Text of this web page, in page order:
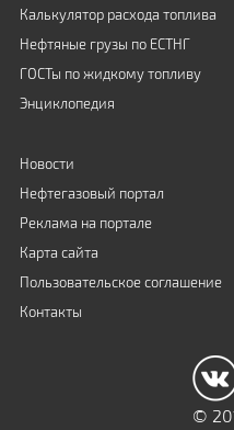
Калькулятор расхода топлива
Нефтяные грузы по ЕСТНГ
ГОСТы по жидкому топливу
Энциклопедия
Новости
Нефтегазовый портал
Реклама на портале
Карта сайта
Пользовательское соглашение
Контакты
©